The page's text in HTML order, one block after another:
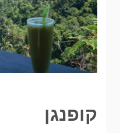
קופנגן